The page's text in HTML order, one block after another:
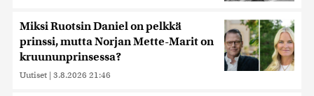
Miksi Ruotsin Daniel on pelkkä
prinssi, mutta Norjan Mette-Marit on
kruununprinsessa?
Uutiset | 3.8.2026 21:46